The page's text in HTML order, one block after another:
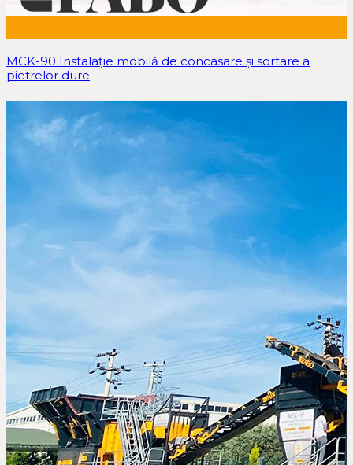
MCK-90 Instalație mobilă de concasare și sortare a
pietrelor dure